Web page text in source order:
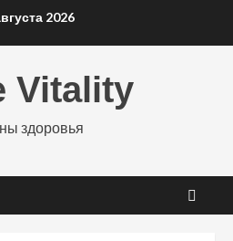
2026
Vitality
здоровья